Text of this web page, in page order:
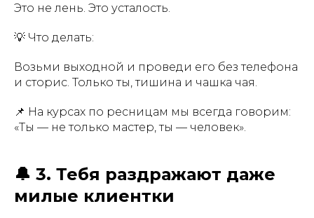
Это не лень. Это усталость.
💡 Что делать:
Возьми выходной и проведи его без телефона
и сторис. Только ты, тишина и чашка чая.
📌 На курсах по ресницам мы всегда говорим:
«Ты — не только мастер, ты — человек».
🔔 3. Тебя раздражают даже
милые клиентки